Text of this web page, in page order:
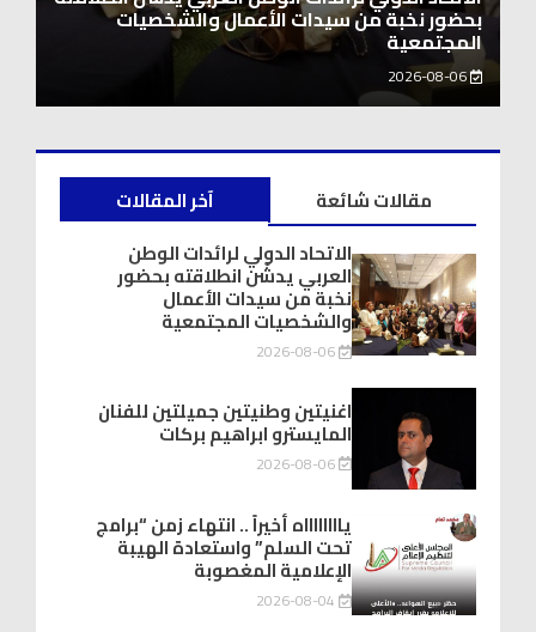
اغنيتين وطنيتين جميلتين للفنان المايسترو ابراهيم
بركات
2026-08-06
آخر المقالات
مقالات شائعة
الاتحاد الدولي لرائدات الوطن
العربي يدشّن انطلاقته بحضور
نخبة من سيدات الأعمال
والشخصيات المجتمعية
2026-08-06
اغنيتين وطنيتين جميلتين للفنان
المايسترو ابراهيم بركات
2026-08-06
يااااااااه أخيراً .. انتهاء زمن “برامج
تحت السلم” واستعادة الهيبة
الإعلامية المغصوبة
2026-08-04